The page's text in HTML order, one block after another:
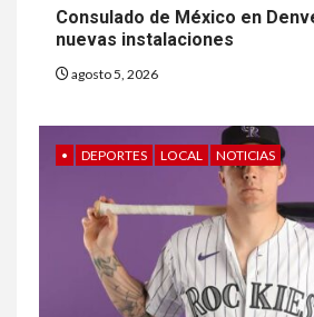
Consulado de México en
nuevas instalaciones
agosto 5, 2026
• DEPORTES LOCAL NOTICIAS